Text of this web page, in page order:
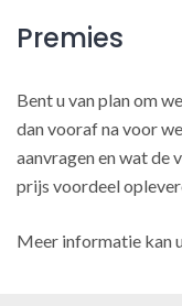
Premies
Bent u van plan om
dan vooraf na voor
aanvragen en wat de
prijs voordeel
Meer informatie kan